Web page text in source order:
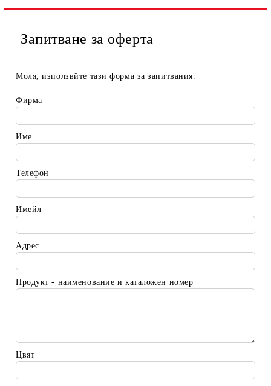
Запитване за оферта
Моля, използвйте тази форма за запитвания.
Фирма
Име
Телефон
Имейл
Адрес
Продукт - наименование и каталожен номер
Цвят